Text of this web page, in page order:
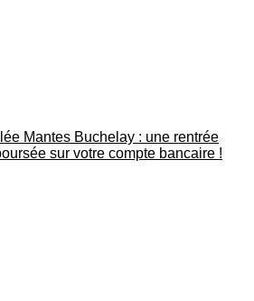
Mantes Buchelay : une rentrée
sur votre compte bancaire !